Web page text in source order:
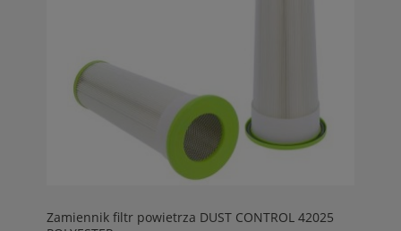
Zamiennik filtr powietrza DUST CONTROL 42025